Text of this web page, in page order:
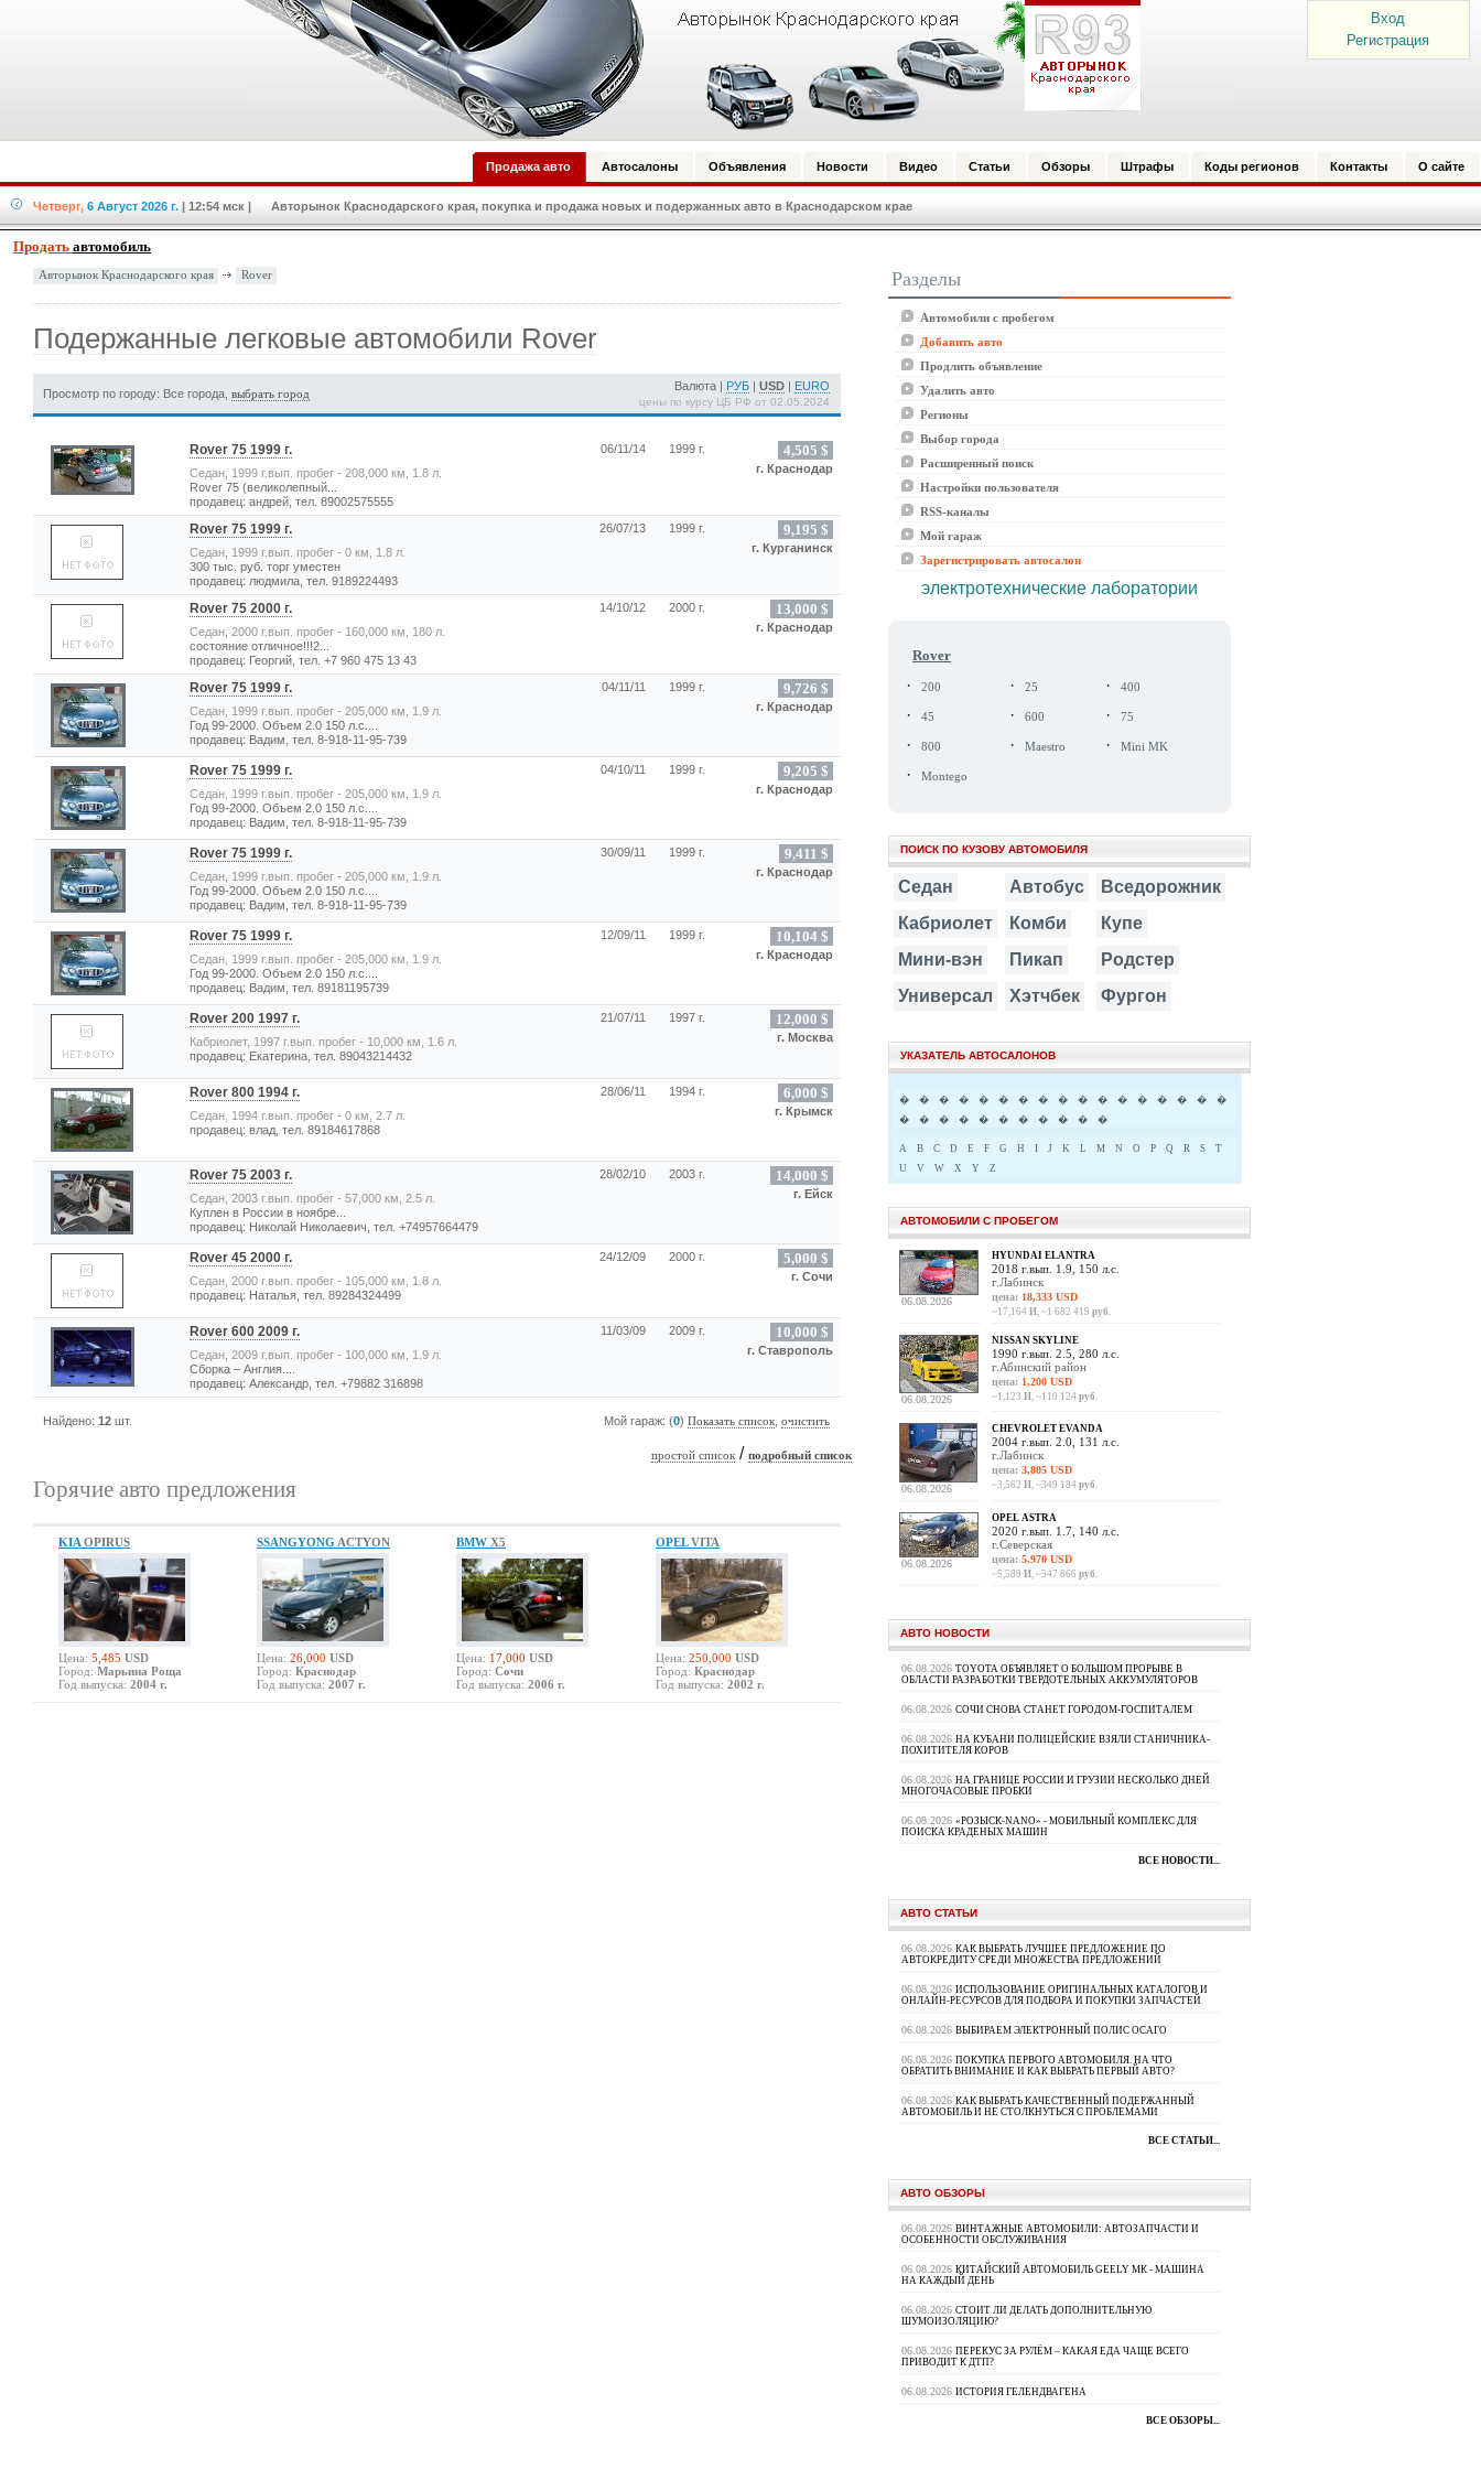
Вход
Регистрация
Продажа авто Автосалоны Объявления Новости Видео Статьи Обзоры Штрафы Коды регионов Контакты О сайте
Четверг, 6 Август 2026 г. | 12:54 мск | Авторынок Краснодарского края, покупка и продажа новых и подержанных авто в Краснодарском крае
Продать автомобиль
Авторынок Краснодарского края Rover
Подержанные легковые автомобили Rover
Просмотр по городу: Все города,выбрать город
Валюта | РУБ |USD EURO
цены по курсу ЦБ РФ от 02.05.2024
Rover 75 1999 г.
Седан, 1999 г.вып. пробег - 208,000 км, 1.8 л.
Rover 75 (великолепный...
продавец: андрей, тел. 89002575555
06/11/14 1999 г. 4,505 $
г. Краснодар
Rover 75 1999 г.
Седан, 1999 г.вып. пробег - 0 км, 1.8 л.
300 тыс. руб. торг уместен
продавец: людмила, тел. 9189224493
26/07/13 1999 г. 9,195 $
г. Курганинск
Rover 75 2000 г.
Седан, 2000 г.вып. пробег - 160,000 км, 180 л.
состояние отличное!!!2...
продавец: Георгий, тел. +7 960 475 13 43
14/10/12 2000 г. 13,000 $
г. Краснодар
Rover 75 1999 г.
Седан, 1999 г.вып. пробег - 205,000 км, 1.9 л.
Год 99-2000. Объем 2.0 150 л.с....
продавец: Вадим, тел. 8-918-11-95-739
04/11/11 1999 г. 9,726 $
г. Краснодар
Rover 75 1999 г.
Седан, 1999 г.вып. пробег - 205,000 км, 1.9 л.
Год 99-2000. Объем 2.0 150 л.с....
продавец: Вадим, тел. 8-918-11-95-739
04/10/11 1999 г. 9,205 $
г. Краснодар
Rover 75 1999 г.
Седан, 1999 г.вып. пробег - 205,000 км, 1.9 л.
Год 99-2000. Объем 2.0 150 л.с....
продавец: Вадим, тел. 8-918-11-95-739
30/09/11 1999 г. 9,411 $
г. Краснодар
Rover 75 1999 г.
Седан, 1999 г.вып. пробег - 205,000 км, 1.9 л.
Год 99-2000. Объем 2.0 150 л.с....
продавец: Вадим, тел. 89181195739
12/09/11 1999 г. 10,104 $
г. Краснодар
Rover 200 1997 г.
Кабриолет, 1997 г.вып. пробег - 10,000 км, 1.6 л.
продавец: Екатерина, тел. 89043214432
21/07/11 1997 г. 12,000 $
г. Москва
Rover 800 1994 г.
Седан, 1994 г.вып. пробег - 0 км, 2.7 л.
продавец: влад, тел. 89184617868
28/06/11 1994 г. 6,000 $
г. Крымск
Rover 75 2003 г.
Седан, 2003 г.вып. пробег - 57,000 км, 2.5 л.
Куплен в России в ноябре...
продавец: Николай Николаевич, тел. +74957664479
28/02/10 2003 г. 14,000 $
г. Ейск
Rover 45 2000 г.
Седан, 2000 г.вып. пробег - 105,000 км, 1.8 л.
продавец: Наталья, тел. 89284324499
24/12/09 2000 г. 5,000 $
г. Сочи
Rover 600 2009 г.
Седан, 2009 г.вып. пробег - 100,000 км, 1.9 л.
Сборка – Англия....
продавец: Александр, тел. +79882 316898
11/03/09 2009 г. 10,000 $
г. Ставрополь
Найдено:12 шт. Мой гараж: (0)Показать список ,очистить
простой список /подробный список
Горячие авто предложения
KIA OPIRUS
Цена: 5,485 USD
Город: Марьина Роща
Год выпуска: 2004 г.
SSANGYONG ACTYON
Цена: 26,000 USD
Город: Краснодар
Год выпуска: 2007 г.
BMW X5
Цена: 17,000 USD
Город: Сочи
Год выпуска: 2006 г.
OPELVITA
Цена: 250,000 USD
Город: Краснодар
Год выпуска: 2002 г.
Разделы
Автомобили с пробегом
Добавить авто
Продлить объявление
Удалить авто
Регионы
Выбор города
Расширенный поиск
Настройки пользователя
RSS-каналы
Мой гараж
Зарегистрировать автосалон
электротехнические лаборатории
Rover
· 200 · 25 · 400
· 45 · 600 · 75
· 800 · Maestro · Mini MK
· Montego
ПОИСК ПО КУЗОВУ АВТОМОБИЛЯ
Седан Автобус
Вседорожник
Кабриолет
Комби
Купе
Мини-вэн
Пикап
Родстер
Универсал
Хэтчбек Фургон
УКАЗАТЕЛЬ АВТОСАЛОНОВ
� � � � � � � � � � � � � � � �
�
�
� � � � � � � � � �
A B C D E F G H I J K L M N O P Q R S
T
U
V W X Y Z
АВТОМОБИЛИ С ПРОБЕГОМ
06.08.2026
HYUNDAI ELANTRA
2018 г.вып. 1.9, 150 л.с.
г.Лабинск
цена: 18,333 USD
~17,164 И, ~1 682 419 руб.
06.08.2026
NISSAN SKYLINE
1990 г.вып. 2.5, 280 л.с.
г.Абинский район
цена: 1,200 USD
~1,123 И, ~110 124 руб.
06.08.2026
CHEVROLET EVANDA
2004 г.вып. 2.0, 131 л.с.
г.Лабинск
цена: 3,805 USD
~3,562 И, ~349 184 руб.
06.08.2026
OPEL ASTRA
2020 г.вып. 1.7, 140 л.с.
г.Северская
цена: 5,970 USD
~5,589 И, ~547 866 руб.
АВТО НОВОСТИ
06.08.2026 TOYOTA ОБЪЯВЛЯЕТ О БОЛЬШОМ ПРОРЫВЕ В
ОБЛАСТИ РАЗРАБОТКИ ТВЕРДОТЕЛЬНЫХ АККУМУЛЯТОРОВ
06.08.2026 СОЧИ СНОВА СТАНЕТ ГОРОДОМ-ГОСПИТАЛЕМ
06.08.2026 НА КУБАНИ ПОЛИЦЕЙСКИЕ ВЗЯЛИ СТАНИЧНИКА-
ПОХИТИТЕЛЯ КОРОВ
06.08.2026 НА ГРАНИЦЕ РОССИИ И ГРУЗИИ НЕСКОЛЬКО ДНЕЙ
МНОГОЧАСОВЫЕ ПРОБКИ
06.08.2026 «РОЗЫСК-NANO» - МОБИЛЬНЫЙ КОМПЛЕКС ДЛЯ
ПОИСКА КРАДЕНЫХ МАШИН
ВСЕ НОВОСТИ...
АВТО СТАТЬИ
06.08.2026 КАК ВЫБРАТЬ ЛУЧШЕЕ ПРЕДЛОЖЕНИЕ ПО
АВТОКРЕДИТУ СРЕДИ МНОЖЕСТВА ПРЕДЛОЖЕНИЙ
06.08.2026 ИСПОЛЬЗОВАНИЕ ОРИГИНАЛЬНЫХ КАТАЛОГОВ И
ОНЛАЙН-РЕСУРСОВ ДЛЯ ПОДБОРА И ПОКУПКИ ЗАПЧАСТЕЙ
06.08.2026 ВЫБИРАЕМ ЭЛЕКТРОННЫЙ ПОЛИС ОСАГО
06.08.2026 ПОКУПКА ПЕРВОГО АВТОМОБИЛЯ. НА ЧТО
ОБРАТИТЬ ВНИМАНИЕ И КАК ВЫБРАТЬ ПЕРВЫЙ АВТО?
06.08.2026 КАК ВЫБРАТЬ КАЧЕСТВЕННЫЙ ПОДЕРЖАННЫЙ
АВТОМОБИЛЬ И НЕ СТОЛКНУТЬСЯ С ПРОБЛЕМАМИ
ВСЕ СТАТЬИ...
АВТО ОБЗОРЫ
06.08.2026 ВИНТАЖНЫЕ АВТОМОБИЛИ: АВТОЗАПЧАСТИ И
ОСОБЕННОСТИ ОБСЛУЖИВАНИЯ
06.08.2026 КИТАЙСКИЙ АВТОМОБИЛЬ GEELY МК - МАШИНА
НА КАЖДЫЙ ДЕНЬ
06.08.2026 СТОИТ ЛИ ДЕЛАТЬ ДОПОЛНИТЕЛЬНУЮ
ШУМОИЗОЛЯЦИЮ?
06.08.2026 ПЕРЕКУС ЗА РУЛЁМ – КАКАЯ ЕДА ЧАЩЕ ВСЕГО
ПРИВОДИТ К ДТП?
06.08.2026 ИСТОРИЯ ГЕЛЕНДВАГЕНА
ВСЕ ОБЗОРЫ...